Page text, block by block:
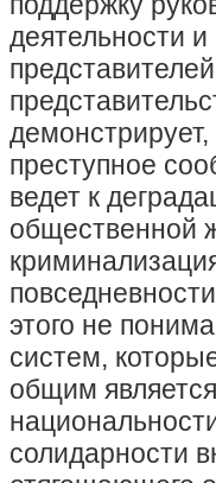
деятельности
преступное
ведет к
общественной
этого не
систем,
общим
солидарности